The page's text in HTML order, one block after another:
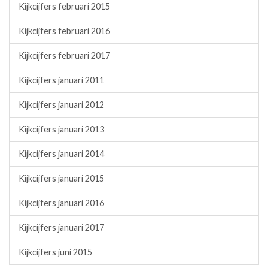
Kijkcijfers februari 2015
Kijkcijfers februari 2016
Kijkcijfers februari 2017
Kijkcijfers januari 2011
Kijkcijfers januari 2012
Kijkcijfers januari 2013
Kijkcijfers januari 2014
Kijkcijfers januari 2015
Kijkcijfers januari 2016
Kijkcijfers januari 2017
Kijkcijfers juni 2015